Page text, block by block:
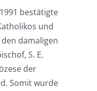
bestätigte
und
damaligen
S. E.
der
Somit wurde